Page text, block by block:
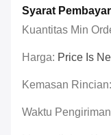
Syarat
Kuantitas Min
Harga: Price Is
Kemasan Rincian:
Waktu